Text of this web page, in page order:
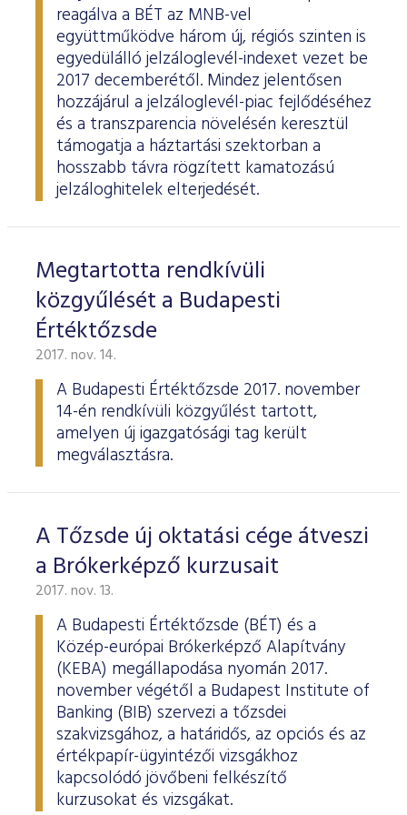
reagálva a BÉT az MNB-vel
együttműködve három új, régiós szinten is
egyedülálló jelzáloglevél-indexet vezet be
2017 decemberétől. Mindez jelentősen
hozzájárul a jelzáloglevél-piac fejlődéséhez
és a transzparencia növelésén keresztül
támogatja a háztartási szektorban a
hosszabb távra rögzített kamatozású
jelzáloghitelek elterjedését.
Megtartotta rendkívüli
közgyűlését a Budapesti
Értéktőzsde
2017. nov. 14.
A Budapesti Értéktőzsde 2017. november
14-én rendkívüli közgyűlést tartott,
amelyen új igazgatósági tag került
megválasztásra.
A Tőzsde új oktatási cége átveszi
a Brókerképző kurzusait
2017. nov. 13.
A Budapesti Értéktőzsde (BÉT) és a
Közép-európai Brókerképző Alapítvány
(KEBA) megállapodása nyomán 2017.
november végétől a Budapest Institute of
Banking (BIB) szervezi a tőzsdei
szakvizsgához, a határidős, az opciós és az
értékpapír-ügyintézői vizsgákhoz
kapcsolódó jövőbeni felkészítő
kurzusokat és vizsgákat.